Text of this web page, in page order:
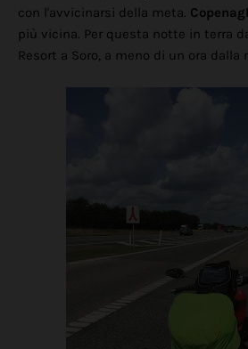
con l'avvicinarsi della meta.
più vicina. Per questa notte in terra
Resort a Soro, a meno di un ora dalla